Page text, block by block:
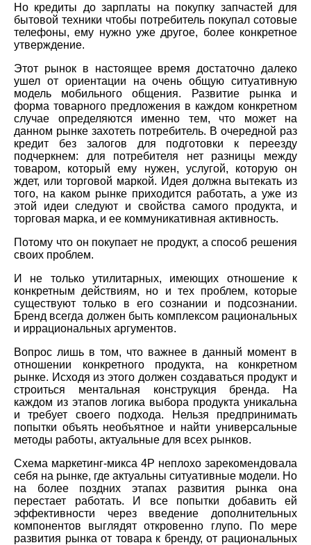
Но кредиты до зарплаты на покупку запчастей для
бытовой техники чтобы потребитель покупал сотовые
телефоны, ему нужно уже другое, более конкретное
утверждение.
Этот рынок в настоящее время достаточно далеко
ушел от ориентации на очень общую ситуативную
модель мобильного общения. Развитие рынка и
форма товарного предложения в каждом конкретном
случае определяются именно тем, что может на
данном рынке захотеть потребитель. В очередной раз
кредит без залогов для подготовки к переезду
подчеркнем: для потребителя нет разницы между
товаром, который ему нужен, услугой, которую он
ждет, или торговой маркой. Идея должна вытекать из
того, на каком рынке приходится работать, а уже из
этой идеи следуют и свойства самого продукта, и
торговая марка, и ее коммуникативная активность.
Потому что он покупает не продукт, а способ решения
своих проблем.
И не только утилитарных, имеющих отношение к
конкретным действиям, но и тех проблем, которые
существуют только в его сознании и подсознании.
Бренд всегда должен быть комплексом рациональных
и иррациональных аргументов.
Вопрос лишь в том, что важнее в данный момент в
отношении конкретного продукта, на конкретном
рынке. Исходя из этого должен создаваться продукт и
строиться ментальная конструкция бренда. На
каждом из этапов логика выбора продукта уникальна
и требует своего подхода. Нельзя предпринимать
попытки объять необъятное и найти универсальные
методы работы, актуальные для всех рынков.
Схема маркетинг-микса 4Р неплохо зарекомендовала
себя на рынке, где актуальны ситуативные модели. Но
на более поздних этапах развития рынка она
перестает работать. И все попытки добавить ей
эффективности через введение дополнительных
компонентов выглядят откровенно глупо. По мере
развития рынка от товара к бренду, от рациональных